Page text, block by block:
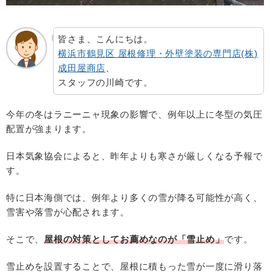
皆さま、こんにちは。
横浜市鶴見区 屋根修理・外壁塗装の専門店(株)
成田屋商店
スタッフの川崎です。
今年の冬はラニーニャ現象の影響で、例年以上に冬型の気圧
配置が強まります。
日本気象協会によると、昨年よりも寒さが厳しくなる予報で
す。
特に日本海側では、例年より多くの雪が降る可能性が高く、
雪害や落雪が心配されます。
そこで、 屋根の対策としてお薦めなのが「雪止め」です。
雪止めを設置することで、屋根に積もった雪が一度に滑り落